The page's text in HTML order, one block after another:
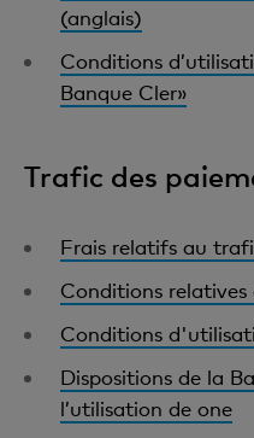
(anglais)
Conditions
Banque Cler»
Trafic des
Frais relatifs au
Conditions
Conditions
Dispositions de la
l’utilisation de one